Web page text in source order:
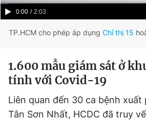
Current
0:00 / Duration
2:03
TP.HCM cho phép áp dụng Chỉ thị 15
1.600 mẫu giám sát ở
tính với Covid-19
Liên quan đến 30 ca bệnh
Tân Sơn Nhất, HCDC đã truy